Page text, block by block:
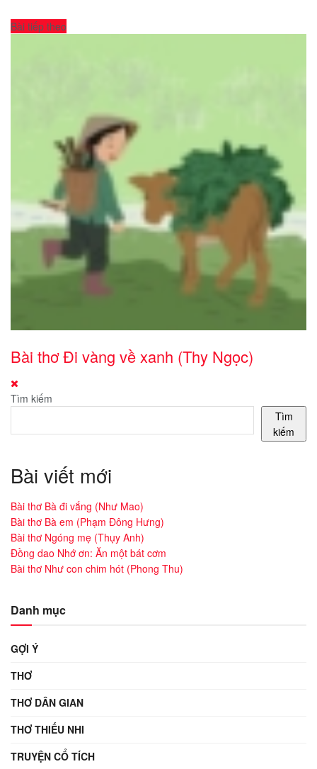
Bài tiếp theo
Bài thơ Đi vàng về xanh (Thy Ngọc)
Tìm kiếm
Tìm
kiếm
Bài viết mới
Bài thơ Bà đi vắng (Như Mao)
Bài thơ Bà em (Phạm Đông Hưng)
Bài thơ Ngóng mẹ (Thụy Anh)
Đồng dao Nhớ ơn: Ăn một bát cơm
Bài thơ Như con chim hót (Phong Thu)
Danh mục
GỢI Ý
THƠ
THƠ DÂN GIAN
THƠ THIẾU NHI
TRUYỆN CỔ TÍCH